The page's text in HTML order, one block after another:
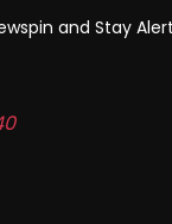
and Stay